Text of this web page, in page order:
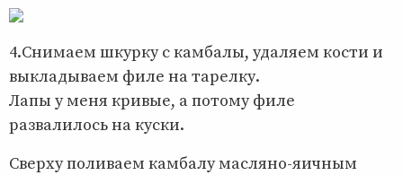
4.Снимаем шкурку с камбалы, удаляем кости и
выкладываем филе на тарелку.
Лапы у меня кривые, а потому филе
развалилось на куски.
Сверху поливаем камбалу масляно-яичным